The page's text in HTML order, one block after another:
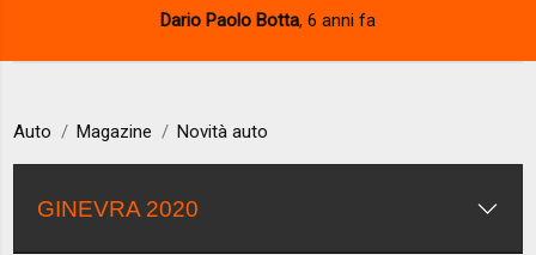
Dario Paolo Botta, 6 anni fa
Auto Magazine Novità auto
GINEVRA 2020